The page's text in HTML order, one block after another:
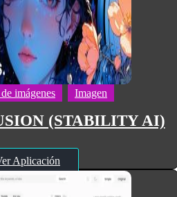
imágenes Imagen
(STABILITY AI)
Aplicación